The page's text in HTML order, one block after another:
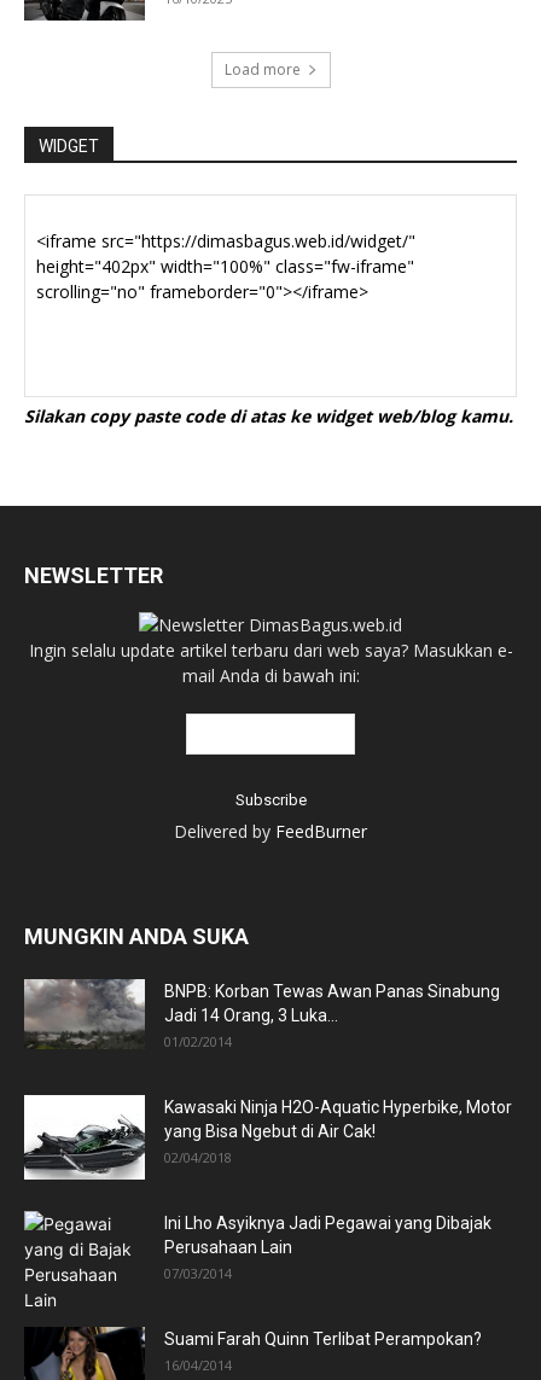
Load more
WIDGET
Silakan copy paste code di atas ke widget web/blog kamu.
NEWSLETTER
Ingin selalu update artikel terbaru dari web saya? Masukkan e-
mail Anda di bawah ini:
Delivered by FeedBurner
MUNGKIN ANDA SUKA
BNPB: Korban Tewas Awan Panas Sinabung
Jadi 14 Orang, 3 Luka...
01/02/2014
Kawasaki Ninja H2O-Aquatic Hyperbike, Motor
yang Bisa Ngebut di Air Cak!
02/04/2018
Ini Lho Asyiknya Jadi Pegawai yang Dibajak
Perusahaan Lain
07/03/2014
Suami Farah Quinn Terlibat Perampokan?
16/04/2014